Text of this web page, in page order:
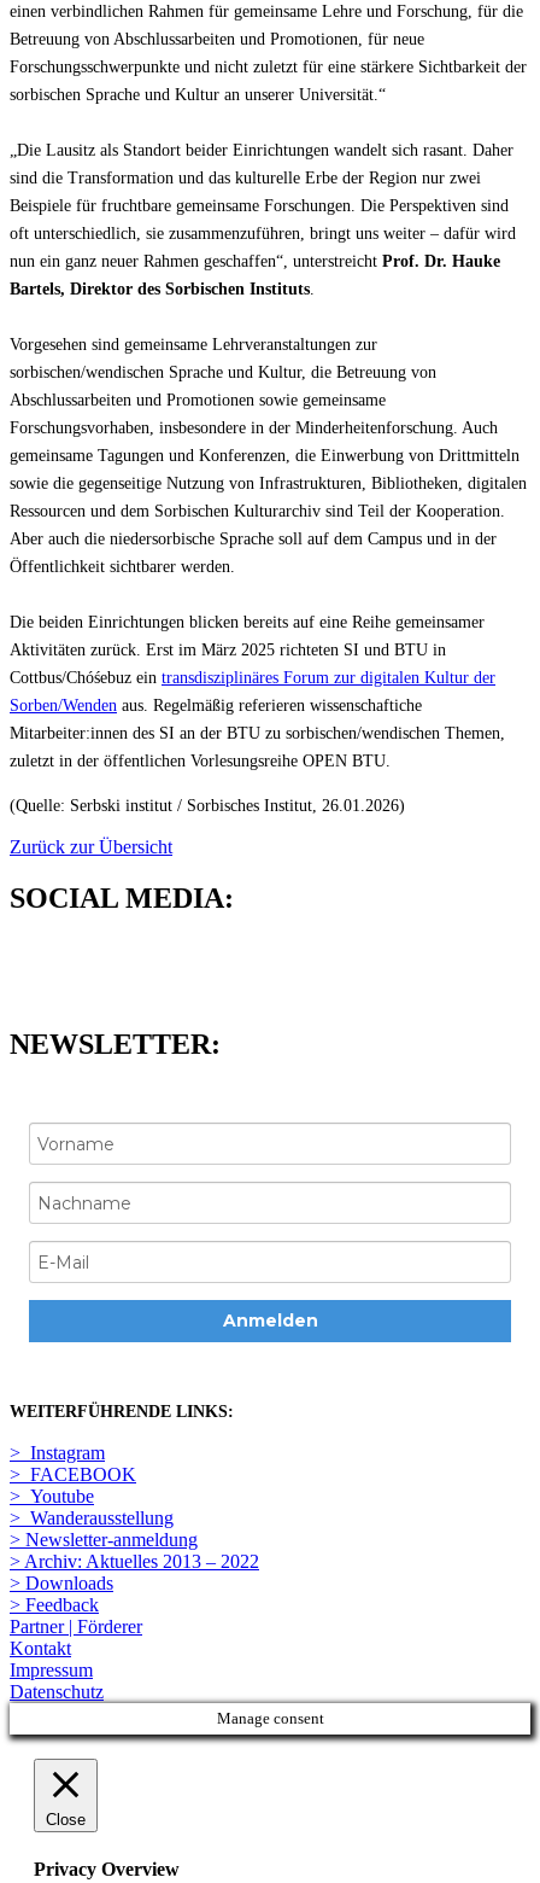
einen verbindlichen Rahmen für gemeinsame Lehre und Forschung, für die
Betreuung von Abschlussarbeiten und Promotionen, für neue
Forschungsschwerpunkte und nicht zuletzt für eine stärkere Sichtbarkeit der
sorbischen Sprache und Kultur an unserer Universität.“
„Die Lausitz als Standort beider Einrichtungen wandelt sich rasant. Daher
sind die Transformation und das kulturelle Erbe der Region nur zwei
Beispiele für fruchtbare gemeinsame Forschungen. Die Perspektiven sind
oft unterschiedlich, sie zusammenzuführen, bringt uns weiter – dafür wird
nun ein ganz neuer Rahmen geschaffen“, unterstreicht Prof. Dr. Hauke
Bartels, Direktor des Sorbischen Instituts
Vorgesehen sind gemeinsame Lehrveranstaltungen zur
sorbischen/wendischen Sprache und Kultur, die Betreuung von
Abschlussarbeiten und Promotionen sowie gemeinsame
Forschungsvorhaben, insbesondere in der Minderheitenforschung. Auch
gemeinsame Tagungen und Konferenzen, die Einwerbung von Drittmitteln
sowie die gegenseitige Nutzung von Infrastrukturen, Bibliotheken, digitalen
Ressourcen und dem Sorbischen Kulturarchiv sind Teil der Kooperation.
Aber auch die niedersorbische Sprache soll auf dem Campus und in der
Öffentlichkeit sichtbarer werden.
Die beiden Einrichtungen blicken bereits auf eine Reihe gemeinsamer
Aktivitäten zurück. Erst im März 2025 richteten SI und BTU in
Cottbus/Chóśebuz ein transdisziplinäres Forum zur digitalen Kultur der
Sorben/Wenden aus. Regelmäßig referieren wissenschaftiche
Mitarbeiter:innen des SI an der BTU zu sorbischen/wendischen Themen,
zuletzt in der öffentlichen Vorlesungsreihe OPEN BTU.
(Quelle: Serbski institut / Sorbisches Institut , 26.01.2026)
Zurück zur Übersicht
SOCIAL MEDIA:
NEWSLETTER:
Anmelden
WEITERFÜHRENDE LINKS:
> Instagram
> FACEBOOK
> Youtube
> Wanderausstellung
> Newsletter-anmeldung
> Archiv: Aktuelles 2013 – 2022
> Downloads
> Feedback
Partner | Förderer
Kontakt
Impressum
Datenschutz
Manage consent
Close
Privacy Overview